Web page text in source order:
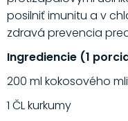
posilniť imunitu a v
zdravá prevencia
Ingrediencie (1
200 ml kokosového
1 ČL kurkumy